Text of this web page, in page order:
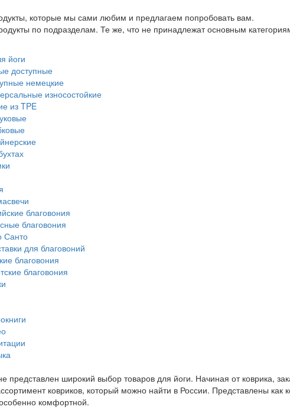
которые мы сами любим и предлагаем попробовать вам.
по подразделам. Те же, что не принадлежат основным
йоги
доступные
немецкие
износостойкие
из TPE
благовония
благовония
Санто
для благовоний
благовония
благовония
представлен широкий выбор товаров для йоги. Начиная от коврика,
ковриков, который можно найти в России. Представлены
комфортной.